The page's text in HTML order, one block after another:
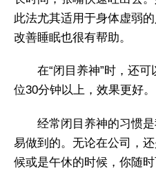
此法尤其适用于身体虚弱
改善睡眠也很有帮助。
在“闭目养神”时，还
位30分钟以上，效果更好。
经常闭目养神的习惯
易做到的。无论在公司，
候或是午休的时候，你随